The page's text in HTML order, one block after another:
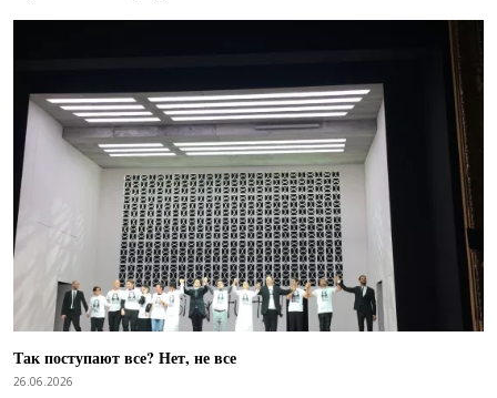
Так поступают все? Нет, не все
26.06.2026